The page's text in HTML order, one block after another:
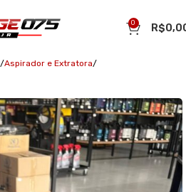
0 R$
Aspirador e Extratora